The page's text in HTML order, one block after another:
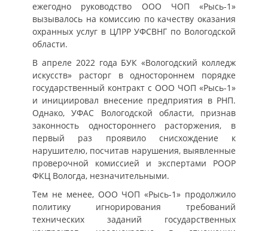
ежегодно руководство ООО ЧОП «Рысь-1»
вызывалось на комиссию по качеству оказания
охранных услуг в ЦЛРР УФСВНГ по Вологодской
области.
В апреле 2022 года БУК «Вологодский колледж
искусств» расторг в одностороннем порядке
государственный контракт с ООО ЧОП «Рысь-1»
и инициировал внесение предприятия в РНП.
Однако, УФАС Вологодской области, признав
законность одностороннего расторжения, в
первый раз проявило снисхождение к
нарушителю, посчитав нарушения, выявленные
проверочной комиссией и экспертами РООР
ФКЦ Вологда, незначительными.
Тем не менее, ООО ЧОП «Рысь-1» продолжило
политику игнорирования требований
технических заданий государственных